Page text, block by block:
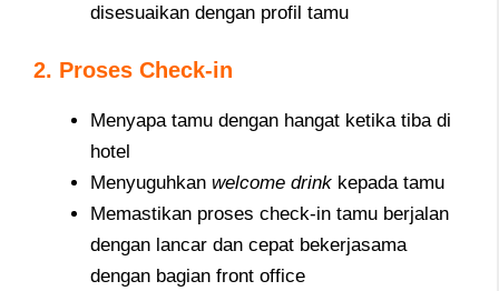
disesuaikan dengan profil tamu
2. Proses Check-in
Menyapa tamu dengan hangat ketika tiba di
hotel
Menyuguhkan welcome drink kepada tamu
Memastikan proses check-in tamu berjalan
dengan lancar dan cepat bekerjasama
dengan bagian front office